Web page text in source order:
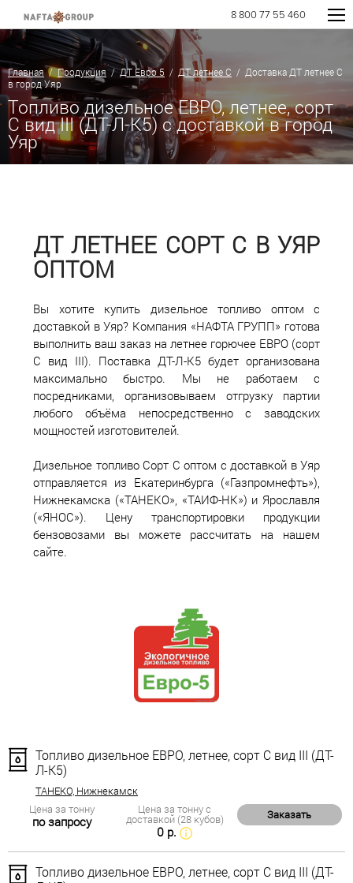
8 800 77 55 460
Главная/Продукция/ДТ Евро 5 / ДТ летнее C / Доставка ДТ летнее C
в город Уяр
Топливо дизельное ЕВРО, летнее, сорт
С вид III (ДТ-Л-К5) с доставкой в город
Уяр
ДТ ЛЕТНЕЕ СОРТ С В УЯР
ОПТОМ
Вы хотите купить дизельное топливо оптом с
доставкой в Уяр? Компания «НАФТА ГРУПП» готова
выполнить ваш заказ на летнее горючее ЕВРО (сорт
С вид III). Поставка ДТ-Л-К5 будет организована
максимально быстро. Мы не работаем с
посредниками, организовываем отгрузку партии
любого объёма непосредственно с заводских
мощностей изготовителей.
Дизельное топливо Сорт С оптом с доставкой в Уяр
отправляется из Екатеринбурга («Газпромнефть»),
Нижнекамска («ТАНЕКО», «ТАИФ-НК») и Ярославля
(«ЯНОС»). Цену транспортировки продукции
бензовозами вы можете рассчитать на нашем
сайте.
Топливо дизельное ЕВРО, летнее, сорт С вид III (ДТ-
Л-К5)
ТАНЕКО, Нижнекамск
Цена за тонну
по запросу
Цена за тонну с
доставкой (28 кубов)
0 р.
Заказать
Топливо дизельное ЕВРО, летнее, сорт С вид III (ДТ-